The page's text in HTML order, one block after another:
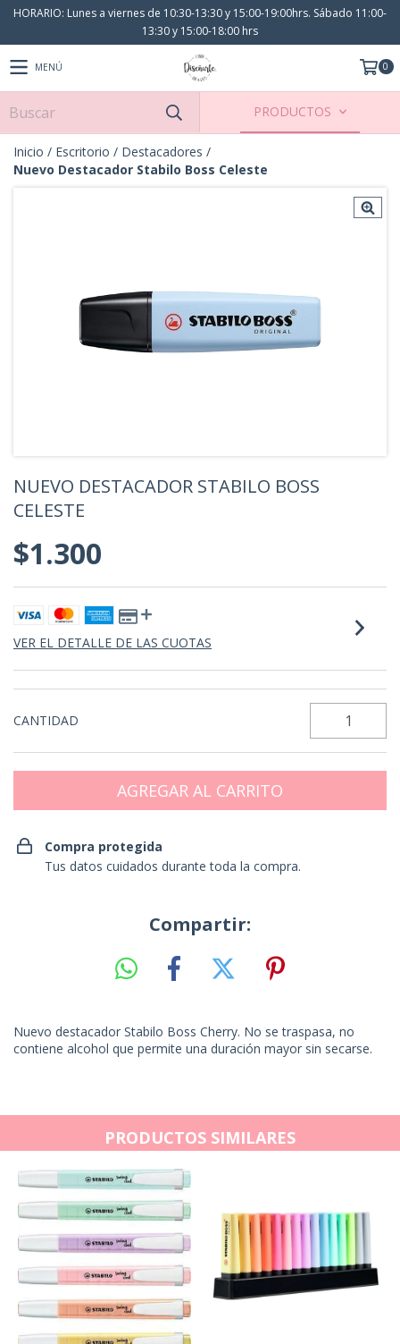
HORARIO: Lunes a viernes de 10:30-13:30 y 15:00-19:00hrs. Sábado 11:00-
13:30 y 15:00-18:00 hrs
MENÚ 0
PRODUCTOS
Inicio / Escritorio / Destacadores /
Nuevo Destacador Stabilo Boss Celeste
NUEVO DESTACADOR STABILO BOSS
CELESTE
$1.300
VER EL DETALLE DE LAS CUOTAS
CANTIDAD
Compra protegida
Tus datos cuidados durante toda la compra.
Compartir:
Nuevo destacador Stabilo Boss Cherry. No se traspasa, no
contiene alcohol que permite una duración mayor sin secarse.
PRODUCTOS SIMILARES